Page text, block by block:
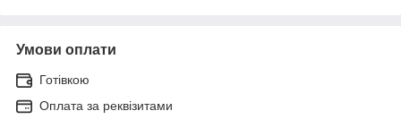
Умови оплати
Готівкою
Оплата за реквізитами